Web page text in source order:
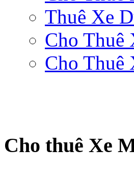
Thuê Xe
Cho Thuê
Cho Thuê
Cho thuê Xe